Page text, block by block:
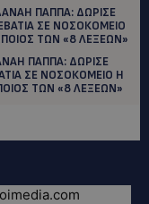
ΠΑΠΠΑ: ΔΩΡΙΣΕ
ΣΕ ΝΟΣΟΚΟΜΕΙΟ Η
ΤΩΝ «8 ΛΕΞΕΩΝ»